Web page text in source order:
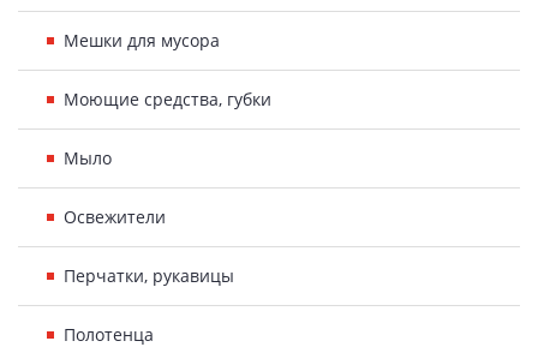
Мешки для мусора
Моющие средства, губки
Мыло
Освежители
Перчатки, рукавицы
Полотенца